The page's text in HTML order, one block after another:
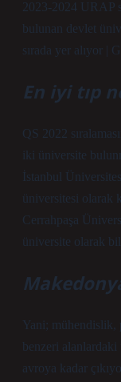
2023-2024 URAP
bulunan devlet
sırada yer alıyor |
En iyi tıp
QS 2022
iki üniversite
İstanbul
üniversitesi olarak
Cerrahpaşa
üniversite olarak
Yani;
benzeri alanlardaki
avroya kadar